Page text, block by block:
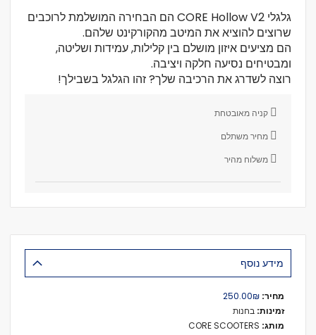
גלגלי CORE Hollow V2 הם הבחירה המושלמת לרוכבים
שרוצים להוציא את המיטב מהקורקינט שלהם.
הם מציעים איזון מושלם בין קלילות, עמידות ושליטה,
ומבטיחים נסיעה חלקה ויציבה.
רוצה לשדרג את הרכיבה שלך? זהו הגלגל בשבילך!
קניה מאובטחת
מחיר משתלם
משלוח מהיר
מידע נוסף
מידע
נוסף
₪‏250.00
בחנות